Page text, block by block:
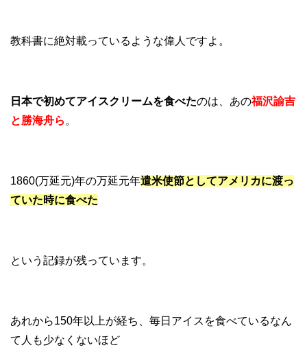
教科書に絶対載っているような偉人ですよ。
日本で初めてアイスクリームを食べたのは、あの福沢諭吉
と勝海舟ら 。
1860(万延元)年の万延元年遣米使節としてアメリカに渡っ
ていた時に食べた
という記録が残っています。
あれから150年以上が経ち、毎日アイスを食べているなん
て人も少なくないほど